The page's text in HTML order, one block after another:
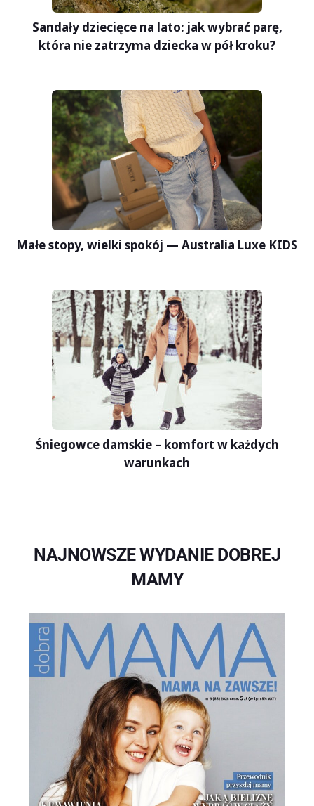
Sandały dziecięce na lato: jak wybrać parę,
która nie zatrzyma dziecka w pół kroku?
Małe stopy, wielki spokój — Australia Luxe KIDS
Śniegowce damskie – komfort w każdych
warunkach
NAJNOWSZE WYDANIE DOBREJ
MAMY